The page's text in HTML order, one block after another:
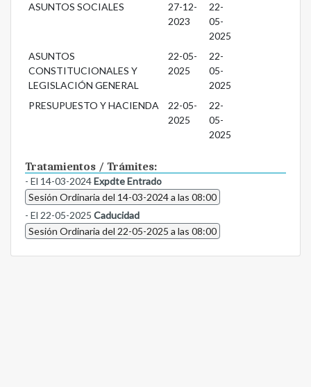
ASUNTOS SOCIALES
27-12-
2023
22-
05-
2025
ASUNTOS
CONSTITUCIONALES Y
LEGISLACIÓN GENERAL
22-05-
2025
22-
05-
2025
PRESUPUESTO Y HACIENDA
22-05-
2025
22-
05-
2025
Tratamientos / Trámites:
- El 14-03-2024Expdte Entrado
Sesión Ordinaria del 14-03-2024 a las 08:00
- El 22-05-2025 Caducidad
Sesión Ordinaria del 22-05-2025 a las 08:00